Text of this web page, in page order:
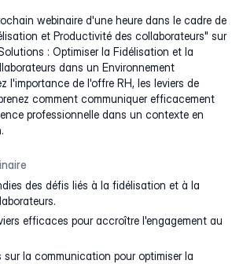
webinaire d'une heure dans le cadre de
et Productivité des collaborateurs" sur
: Optimiser la Fidélisation et la
dans un Environnement
l'importance de l'offre RH, les leviers de
comment communiquer efficacement
professionnelle dans un contexte en
des défis liés à la fidélisation et à la
efficaces pour accroître l'engagement au
sur la communication pour optimiser la